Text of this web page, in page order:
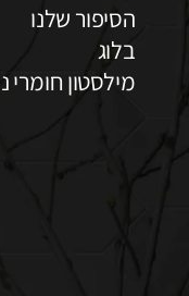
הסיפור שלנו
בלוג
מילסטון חומרי